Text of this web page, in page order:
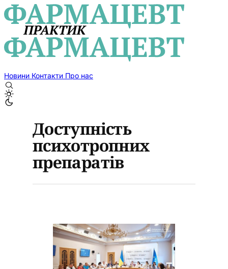
Новини Контакти Про нас
Доступність
психотропних
препаратів